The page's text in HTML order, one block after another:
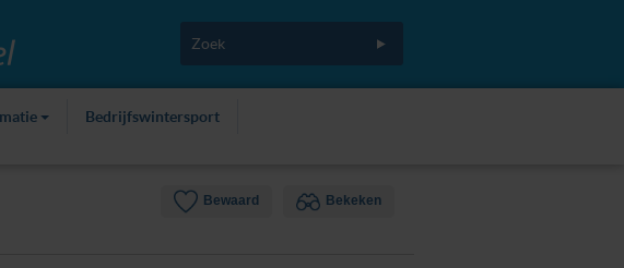
Bedrijfswintersport
Bewaard Bekeken